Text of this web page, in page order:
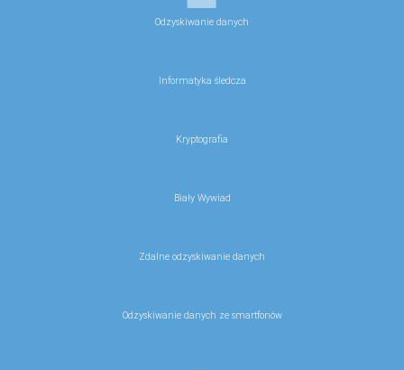
Odzyskiwanie danych
Informatyka śledcza
Kryptografia
Biały Wywiad
Zdalne odzyskiwanie danych
Odzyskiwanie danych ze smartfonów